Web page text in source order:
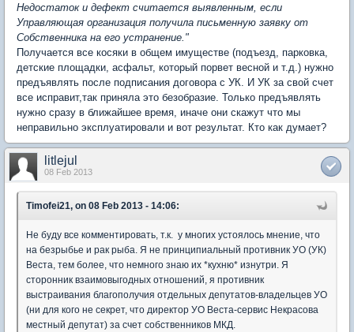
Недостаток и дефект считается выявленным, если
Управляющая организация получила письменную заявку от
Собственника на его устранение."
Получается все косяки в общем имуществе (подъезд, парковка,
детские площадки, асфальт, который порвет весной и т.д.) нужно
предъявлять после подписания договора с УК. И УК за свой счет
все исправит,так приняла это безобразие. Только предъявлять
нужно сразу в ближайшее время, иначе они скажут что мы
неправильно эксплуатировали и вот результат. Кто как думает?
litlejul
08 Feb 2013
Timofei21, on 08 Feb 2013 - 14:06:
Не буду все комментировать, т.к. у многих устоялось мнение, что
на безрыбье и рак рыба. Я не принципиальный противник УО (УК)
Веста, тем более, что немного знаю их *кухню* изнутри. Я
сторонник взаимовыгодных отношений, я противник
выстраивания благополучия отдельных депутатов-владельцев УО
(ни для кого не секрет, что директор УО Веста-сервис Некрасова
местный депутат) за счет собственников МКД.